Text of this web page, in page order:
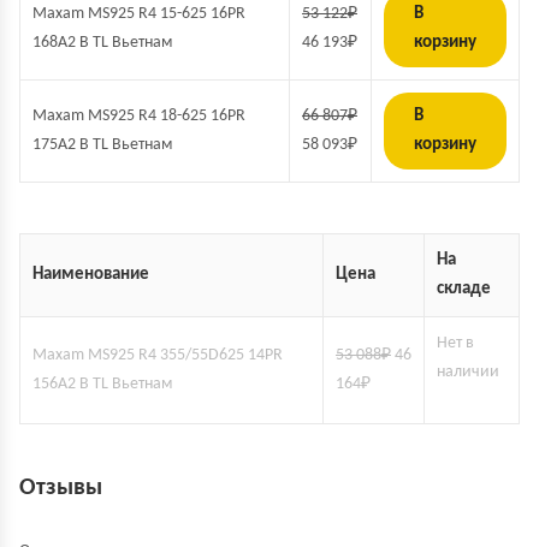
Maxam MS925 R4 15-625 16PR
168A2 B TL Вьетнам
53 122₽
46 193₽
В
корзину
Maxam MS925 R4 18-625 16PR
175A2 B TL Вьетнам
66 807₽
58 093₽
В
корзину
Наименование Цена
На
складе
Maxam MS925 R4 355/55D625 14PR
156A2 B TL Вьетнам
53 088₽ 46
164₽
Нет в
наличии
Отзывы